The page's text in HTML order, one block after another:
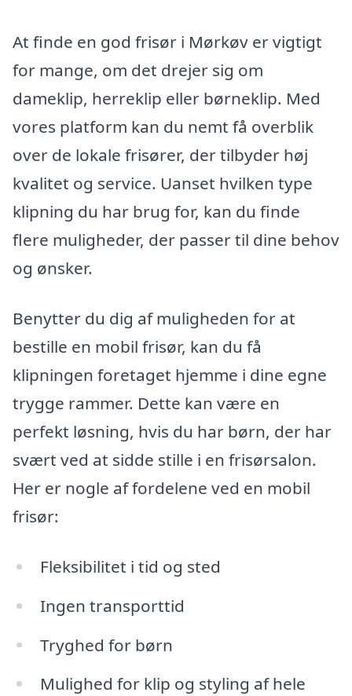
At finde en god frisør i Mørkøv er vigtigt
for mange, om det drejer sig om
dameklip, herreklip eller børneklip. Med
vores platform kan du nemt få overblik
over de lokale frisører, der tilbyder høj
kvalitet og service. Uanset hvilken type
klipning du har brug for, kan du finde
flere muligheder, der passer til dine behov
og ønsker.
Benytter du dig af muligheden for at
bestille en mobil frisør, kan du få
klipningen foretaget hjemme i dine egne
trygge rammer. Dette kan være en
perfekt løsning, hvis du har børn, der har
svært ved at sidde stille i en frisørsalon.
Her er nogle af fordelene ved en mobil
frisør:
Fleksibilitet i tid og sted
Ingen transporttid
Tryghed for børn
Mulighed for klip og styling af hele